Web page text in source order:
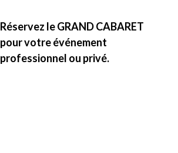
Réservez le GRAND CABARET
pour votre événement
professionnel ou privé.